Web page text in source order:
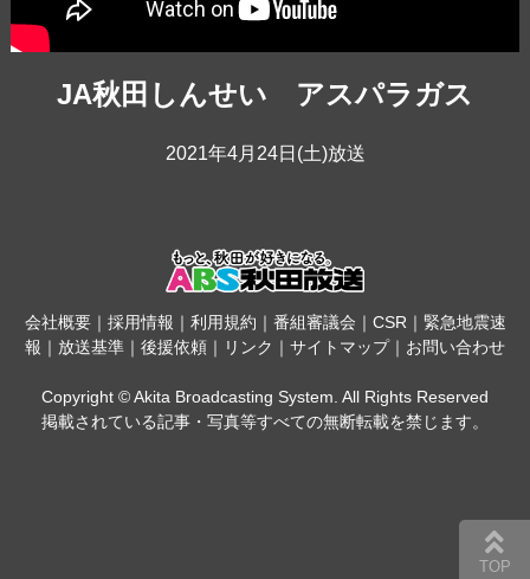
JA秋田しんせい アスパラガス
2021年4月24日(土)放送
会社概要｜ 採用情報 ｜ 利用規約 ｜ 番組審議会 ｜ CSR ｜ 緊急地震速
報 ｜ 放送基準 ｜ 後援依頼 ｜ リンク ｜ サイトマップ｜ お問い合わせ
Copyright © Akita Broadcasting System. All Rights Reserved
掲載されている記事・写真等すべての無断転載を禁じます。